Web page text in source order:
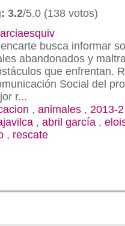
3.2/5.0 (138 votos)
busca informar
abandonados y
que enfrentan.
Social del
r...
, animales , 2013-2
, abril garcía ,
, rescate